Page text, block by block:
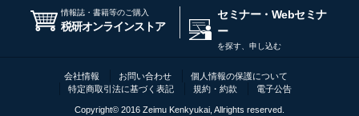
情報誌・書籍等のご購入
税研オンラインストア
セミナー・Webセミナ
ー
を探す、申し込む
会社情報 お問い合わせ
個人情報の保護について
特定商取引法に基づく表記
規約・約款 電子公告
Copyright© 2016 Zeimu Kenkyukai, Allrights reserved.